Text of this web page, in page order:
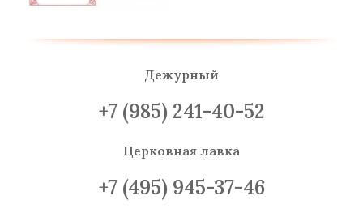
Дежурный
+7 (985) 241-40-52
Церковная лавка
+7 (495) 945-37-46